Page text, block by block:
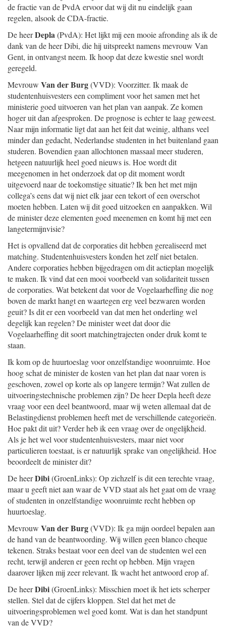
de fractie van de PvdA ervoor dat wij dit nu eindelijk gaan
regelen, alsook de CDA-fractie.
De heerDepla(PvdA): Het lijkt mij een mooie afronding als ik de
dank van de heer Dibi, die hij uitspreekt namens mevrouw Van
Gent, in ontvangst neem. Ik hoop dat deze kwestie snel wordt
geregeld.
Mevrouw Van der Burg(VVD): Voorzitter. Ik maak de
studentenhuisvesters een compliment voor het samen met het
ministerie goed uitvoeren van het plan van aanpak. Ze komen
hoger uit dan afgesproken. De prognose is echter te laag geweest.
Naar mijn informatie ligt dat aan het feit dat weinig, althans veel
minder dan gedacht, Nederlandse studenten in het buitenland gaan
studeren. Bovendien gaan allochtonen massaal meer studeren,
hetgeen natuurlijk heel goed nieuws is. Hoe wordt dit
meegenomen in het onderzoek dat op dit moment wordt
uitgevoerd naar de toekomstige situatie? Ik ben het met mijn
collega’s eens dat wij niet elk jaar een tekort of een overschot
moeten hebben. Laten wij dit goed uitzoeken en aanpakken. Wil
de minister deze elementen goed meenemen en komt hij met een
langetermijnvisie?
Het is opvallend dat de corporaties dit hebben gerealiseerd met
matching. Studentenhuisvesters konden het zelf niet betalen.
Andere corporaties hebben bijgedragen om dit actieplan mogelijk
te maken. Ik vind dat een mooi voorbeeld van solidariteit tussen
de corporaties. Wat betekent dat voor de Vogelaarheffing die nog
boven de markt hangt en waartegen erg veel bezwaren worden
geuit? Is dit er een voorbeeld van dat men het onderling wel
degelijk kan regelen? De minister weet dat door die
Vogelaarheffing dit soort matchingtrajecten onder druk komt te
staan.
Ik kom op de huurtoeslag voor onzelfstandige woonruimte. Hoe
hoog schat de minister de kosten van het plan dat naar voren is
geschoven, zowel op korte als op langere termijn? Wat zullen de
uitvoeringstechnische problemen zijn? De heer Depla heeft deze
vraag voor een deel beantwoord, maar wij weten allemaal dat de
Belastingdienst problemen heeft met de verschillende categorieën.
Hoe pakt dit uit? Verder heb ik een vraag over de ongelijkheid.
Als je het wel voor studentenhuisvesters, maar niet voor
particulieren toestaat, is er natuurlijk sprake van ongelijkheid. Hoe
beoordeelt de minister dit?
De heerDibi(GroenLinks): Op zichzelf is dit een terechte vraag,
maar u geeft niet aan waar de VVD staat als het gaat om de vraag
of studenten in onzelfstandige woonruimte recht hebben op
huurtoeslag.
Mevrouw Van der Burg(VVD): Ik ga mijn oordeel bepalen aan
de hand van de beantwoording. Wij willen geen blanco cheque
tekenen. Straks bestaat voor een deel van de studenten wel een
recht, terwijl anderen er geen recht op hebben. Mijn vragen
daarover lijken mij zeer relevant. Ik wacht het antwoord erop af.
De heerDibi(GroenLinks): Misschien moet ik het iets scherper
stellen. Stel dat de cijfers kloppen. Stel dat het met de
uitvoeringsproblemen wel goed komt. Wat is dan het standpunt
van de VVD?